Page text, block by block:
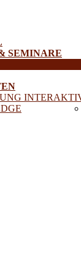
SEMINARE